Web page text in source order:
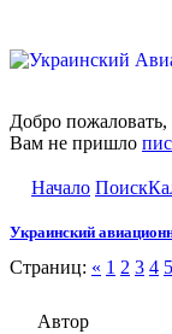
Добро пожаловать,
Вам не пришло
Начало Поиск
Украинский
Страниц: « 1 2 3 4 5
Автор